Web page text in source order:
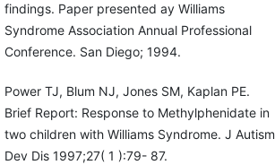
findings. Paper presented ay Williams
Syndrome Association Annual Professional
Conference. San Diego; 1994.
Power TJ, Blum NJ, Jones SM, Kaplan PE.
Brief Report: Response to Methylphenidate in
two children with Williams Syndrome. J Autism
Dev Dis 1997;27( 1 ):79- 87.